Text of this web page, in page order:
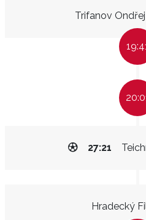
Trifanov Ondřej
27:21
Hradecký